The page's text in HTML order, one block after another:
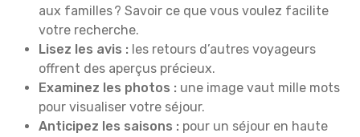
aux familles ? Savoir ce que vous voulez facilite
votre recherche.
Lisez les avis : les retours d’autres voyageurs
offrent des aperçus précieux.
Examinez les photos : une image vaut mille mots
pour visualiser votre séjour.
Anticipez les saisons : pour un séjour en haute